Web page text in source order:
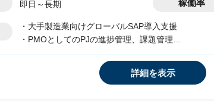
即日～長期 稼働率
・大手製造業向けグローバルSAP導入支援
・PMOとしてのPJの進捗管理、課題管理
・日本側で検討したスケジュールや進め方につい
詳細を表示